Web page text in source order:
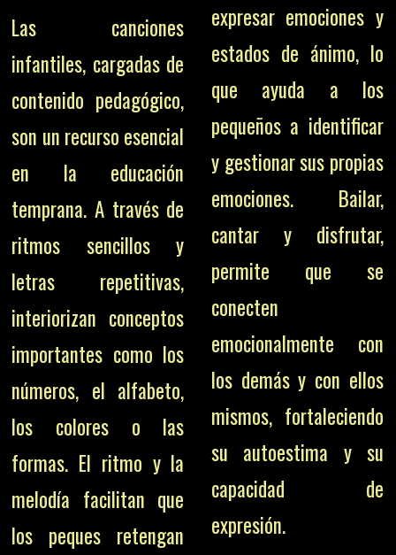
Las canciones
infantiles, cargadas de
contenido pedagógico,
son un recurso esencial
en la educación
temprana. A través de
ritmos sencillos y
letras repetitivas,
interiorizan conceptos
importantes como los
números, el alfabeto,
los colores o las
formas. El ritmo y la
melodía facilitan que
los peques retengan
expresar emociones y
estados de ánimo, lo
que ayuda a los
pequeños a identificar
y gestionar sus propias
emociones. Bailar,
cantar y disfrutar,
permite que se
conecten
emocionalmente con
los demás y con ellos
mismos, fortaleciendo
su autoestima y su
capacidad de
expresión.